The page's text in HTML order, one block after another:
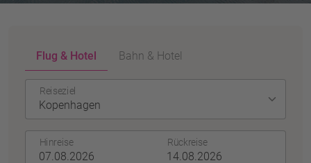
Flug & Hotel Bahn & Hotel
Reiseziel
Hinreise Rückreise